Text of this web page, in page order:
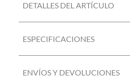
DETALLES DEL ARTÍCULO
ESPECIFICACIONES
ENVÍOS Y DEVOLUCIONES